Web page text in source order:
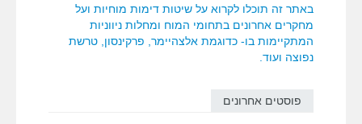
באתר זה תוכלו לקרוא על שיטות דימות מוחיות ועל
מחקרים אחרונים בתחומי המוח ומחלות ניווניות
המתקיימות בו- כדוגמת אלצהיימר, פרקינסון, טרשת
נפוצה ועוד.
פוסטים אחרונים